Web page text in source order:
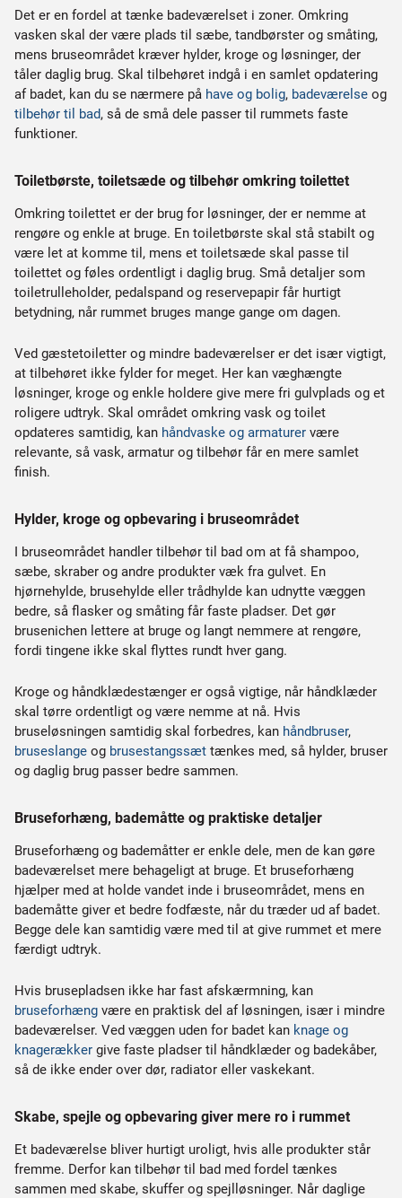
Det er en fordel at tænke badeværelset i zoner. Omkring
vasken skal der være plads til sæbe, tandbørster og småting,
mens bruseområdet kræver hylder, kroge og løsninger, der
tåler daglig brug. Skal tilbehøret indgå i en samlet opdatering
af badet, kan du se nærmere på have og bolig, badeværelse og
tilbehør til bad, så de små dele passer til rummets faste
funktioner.
Toiletbørste, toiletsæde og tilbehør omkring toilettet
Omkring toilettet er der brug for løsninger, der er nemme at
rengøre og enkle at bruge. En toiletbørste skal stå stabilt og
være let at komme til, mens et toiletsæde skal passe til
toilettet og føles ordentligt i daglig brug. Små detaljer som
toiletrulleholder, pedalspand og reservepapir får hurtigt
betydning, når rummet bruges mange gange om dagen.
Ved gæstetoiletter og mindre badeværelser er det især vigtigt,
at tilbehøret ikke fylder for meget. Her kan væghængte
løsninger, kroge og enkle holdere give mere fri gulvplads og et
roligere udtryk. Skal området omkring vask og toilet
opdateres samtidig, kan håndvaske og armaturer være
relevante, så vask, armatur og tilbehør får en mere samlet
finish.
Hylder, kroge og opbevaring i bruseområdet
I bruseområdet handler tilbehør til bad om at få shampoo,
sæbe, skraber og andre produkter væk fra gulvet. En
hjørnehylde, brusehylde eller trådhylde kan udnytte væggen
bedre, så flasker og småting får faste pladser. Det gør
brusenichen lettere at bruge og langt nemmere at rengøre,
fordi tingene ikke skal flyttes rundt hver gang.
Kroge og håndklædestænger er også vigtige, når håndklæder
skal tørre ordentligt og være nemme at nå. Hvis
bruseløsningen samtidig skal forbedres, kan håndbruser,
bruseslange og brusestangssæt tænkes med, så hylder, bruser
og daglig brug passer bedre sammen.
Bruseforhæng, bademåtte og praktiske detaljer
Bruseforhæng og bademåtter er enkle dele, men de kan gøre
badeværelset mere behageligt at bruge. Et bruseforhæng
hjælper med at holde vandet inde i bruseområdet, mens en
bademåtte giver et bedre fodfæste, når du træder ud af badet.
Begge dele kan samtidig være med til at give rummet et mere
færdigt udtryk.
Hvis brusepladsen ikke har fast afskærmning, kan
bruseforhæng være en praktisk del af løsningen, især i mindre
badeværelser. Ved væggen uden for badet kan knage og
knagerækker give faste pladser til håndklæder og badekåber,
så de ikke ender over dør, radiator eller vaskekant.
Skabe, spejle og opbevaring giver mere ro i rummet
Et badeværelse bliver hurtigt uroligt, hvis alle produkter står
fremme. Derfor kan tilbehør til bad med fordel tænkes
sammen med skabe, skuffer og spejlløsninger. Når daglige